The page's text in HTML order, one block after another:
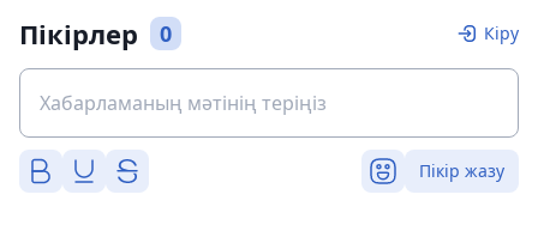
Пікірлер 0 Кіру
Пікір жазу